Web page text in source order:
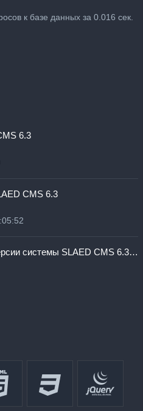
к базе данных за 0.016 сек.
6.3
CMS 6.3
Тестируем релиз Pre-Alpha версии системы SLAED CMS 6.3 Pro